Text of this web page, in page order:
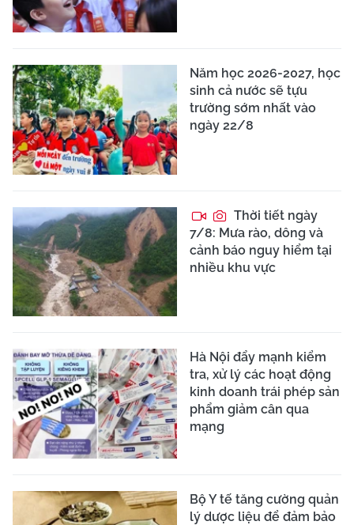
Năm học 2026-2027, học
sinh cả nước sẽ tựu
trường sớm nhất vào
ngày 22/8
Thời tiết ngày
7/8: Mưa rào, dông và
cảnh báo nguy hiểm tại
nhiều khu vực
Hà Nội đẩy mạnh kiểm
tra, xử lý các hoạt động
kinh doanh trái phép sản
phẩm giảm cân qua
mạng
Bộ Y tế tăng cường quản
lý dược liệu để đảm bảo